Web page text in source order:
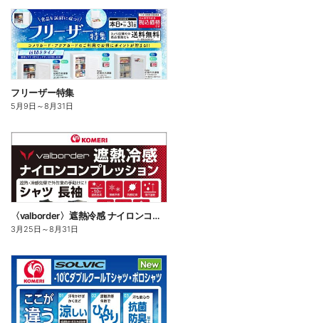
フリーザー特集
5月9日 ～8月31日
〈valborder〉遮熱冷感 ナイロンコンプレッション
3月25日 ～8月31日